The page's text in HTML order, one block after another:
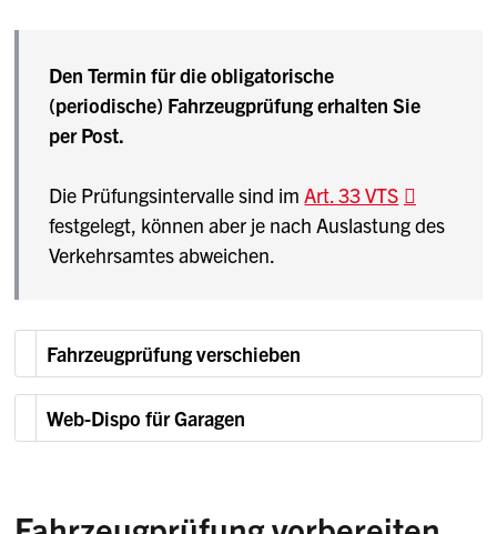
Den Termin für die obligatorische
(periodische) Fahrzeugprüfung erhalten Sie
per Post.
Die Prüfungsintervalle sind imArt. 33 VTS
festgelegt, können aber je nach Auslastung des
Verkehrsamtes abweichen.
Fahrzeugprüfung verschieben
Web-Dispo für Garagen